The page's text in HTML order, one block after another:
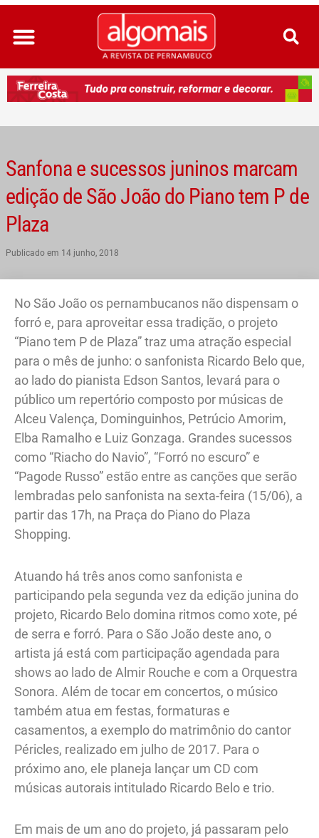
Ir
para
conteúdo
Sanfona e sucessos juninos marcam
edição de São João do Piano tem P de
Plaza
Publicado em 14 junho, 2018
No São João os pernambucanos não dispensam o
forró e, para aproveitar essa tradição, o projeto
“Piano tem P de Plaza” traz uma atração especial
para o mês de junho: o sanfonista Ricardo Belo que,
ao lado do pianista Edson Santos, levará para o
público um repertório composto por músicas de
Alceu Valença, Dominguinhos, Petrúcio Amorim,
Elba Ramalho e Luiz Gonzaga. Grandes sucessos
como “Riacho do Navio”, “Forró no escuro” e
“Pagode Russo” estão entre as canções que serão
lembradas pelo sanfonista na sexta-feira (15/06), a
partir das 17h, na Praça do Piano do Plaza
Shopping.
Atuando há três anos como sanfonista e
participando pela segunda vez da edição junina do
projeto, Ricardo Belo domina ritmos como xote, pé
de serra e forró. Para o São João deste ano, o
artista já está com participação agendada para
shows ao lado de Almir Rouche e com a Orquestra
Sonora. Além de tocar em concertos, o músico
também atua em festas, formaturas e
casamentos, a exemplo do matrimônio do cantor
Péricles, realizado em julho de 2017. Para o
próximo ano, ele planeja lançar um CD com
músicas autorais intitulado Ricardo Belo e trio.
Em mais de um ano do projeto, já passaram pelo